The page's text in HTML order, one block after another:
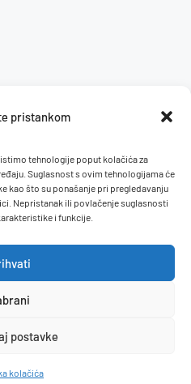
pristankom
tehnologije poput kolačića za
Suglasnost s ovim tehnologijama će
kao što su ponašanje pri pregledavanju
Nepristanak ili povlačenje suglasnosti
i funkcije.
postavke
kolačića
Naručivanje i plaćanje
Uvjeti korištenja
Pravilnik giveaway